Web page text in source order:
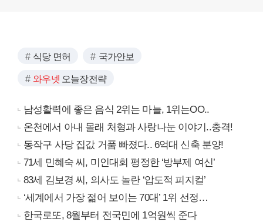
식당 면허 국가안보
와우넷 오늘장전략
남성활력에 좋은 음식 2위는 마늘, 1위는OO..
온천에서 아내 몰래 처형과 사랑나눈 이야기..충격!
동작구 사당 집값 거품 빠졌다.. 6억대 신축 분양!
71세 민혜숙 씨, 미인대회 평정한 ‘방부제 여신’
83세 김보경 씨, 의사도 놀란 ‘압도적 피지컬’
‘세계에서 가장 젊어 보이는 70대’ 1위 선정…
한국로또, 8월부터 전국민에 1억원씩 준다